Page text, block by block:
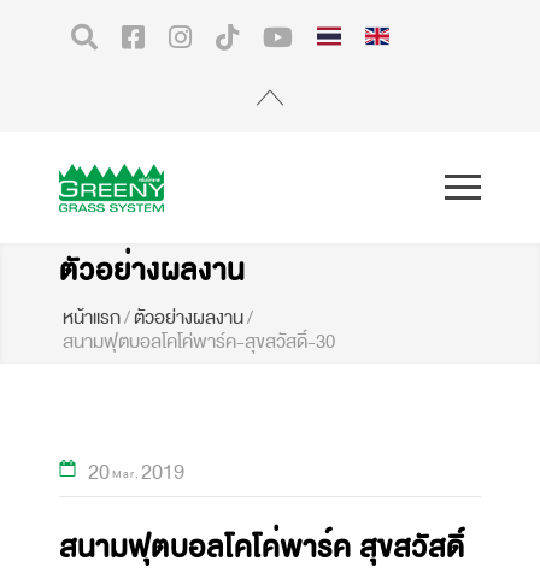
ตัวอย่างผลงาน
หน้าแรก/ตัวอย่างผลงาน/
สนามฟุตบอลโคโค่พาร์ค-สุขสวัสดิ์-30
20Mar 2019
สนามฟุตบอลโคโค่พาร์ค สุขสวัสดิ์